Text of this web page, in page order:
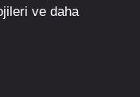
ve daha